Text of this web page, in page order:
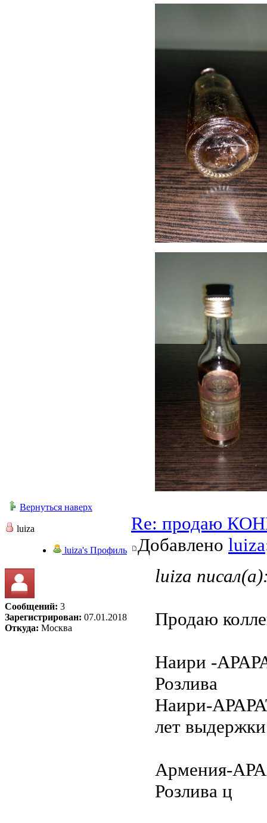
Вернуться наверх
luiza
luiza's Профиль
Сообщений: 3
Зарегистрирован: 07.01.2018
Откуда: Москва
Re: продаю
Добавлено luiza
luiza
Продаю
Наири -
Розлива
Наири-
лет
Армения-
Розлива ц